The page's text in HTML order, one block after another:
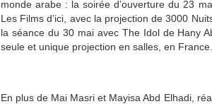
monde arabe : la soirée d’ouverture du 23
Les Films d’ici, avec la projection de 3000
la séance du 30 mai avec The Idol de Hany
seule et unique projection en salles, en France.
En plus de Mai Masri et Mayisa Abd Elhadi,